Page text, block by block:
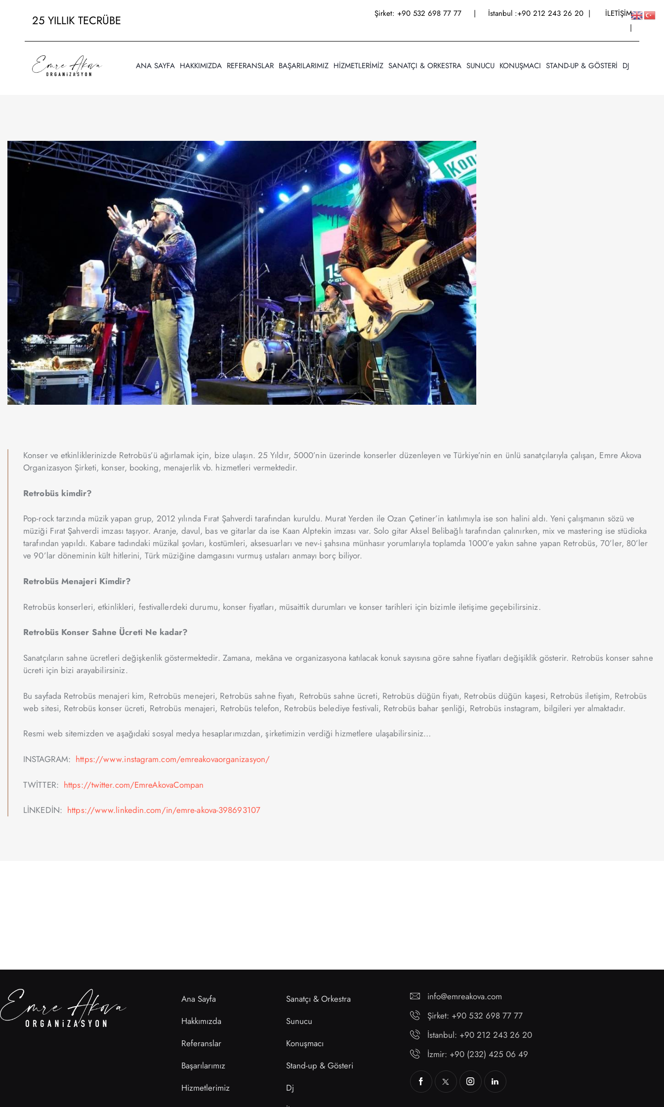
25 YILLIK TECRÜBE Şirket: +90 532 698 77 77| İstanbul :+90 212 243 26 20|
İLETİŞİM
|
ANA SAYFA HAKKIMIZDA REFERANSLAR BAŞARILARIMIZ HİZMETLERİMİZ SANATÇI & ORKESTRA SUNUCU KONUŞMACI STAND-UP & GÖSTERİ DJ
Konser ve etkinliklerinizde Retrobüs’ü ağırlamak için, bize ulaşın. 25 Yıldır, 5000’nin üzerinde konserler düzenleyen ve Türkiye’nin en ünlü sanatçılarıyla çalışan, Emre Akova
Organizasyon Şirketi, konser, booking, menajerlik vb. hizmetleri vermektedir.
Retrobüs kimdir?
Pop-rock tarzında müzik yapan grup, 2012 yılında Fırat Şahverdi tarafından kuruldu. Murat Yerden ile Ozan Çetiner’in katılımıyla ise son halini aldı. Yeni çalışmanın sözü ve
müziği Fırat Şahverdi imzası taşıyor. Aranje, davul, bas ve gitarlar da ise Kaan Alptekin imzası var. Solo gitar Aksel Belibağlı tarafından çalınırken, mix ve mastering ise stüdioka
tarafından yapıldı. Kabare tadındaki müzikal şovları, kostümleri, aksesuarları ve nev-i şahsına münhasır yorumlarıyla toplamda 1000’e yakın sahne yapan Retrobüs, 70’ler, 80’ler
ve 90’lar döneminin kült hitlerini, Türk müziğine damgasını vurmuş ustaları anmayı borç biliyor.
Retrobüs Menajeri Kimdir?
Retrobüs konserleri, etkinlikleri, festivallerdeki durumu, konser fiyatları, müsaittik durumları ve konser tarihleri için bizimle iletişime geçebilirsiniz.
Retrobüs Konser Sahne Ücreti Ne kadar?
Sanatçıların sahne ücretleri değişkenlik göstermektedir. Zamana, mekâna ve organizasyona katılacak konuk sayısına göre sahne fiyatları değişiklik gösterir. Retrobüs konser sahne
ücreti için bizi arayabilirsiniz.
Bu sayfada Retrobüs menajeri kim, Retrobüs menejeri, Retrobüs sahne fiyatı, Retrobüs sahne ücreti, Retrobüs düğün fiyatı, Retrobüs düğün kaşesi, Retrobüs iletişim, Retrobüs
web sitesi, Retrobüs konser ücreti, Retrobüs menajeri, Retrobüs telefon, Retrobüs belediye festivali, Retrobüs bahar şenliği, Retrobüs instagram, bilgileri yer almaktadır.
Resmi web sitemizden ve aşağıdaki sosyal medya hesaplarımızdan, şirketimizin verdiği hizmetlere ulaşabilirsiniz…
INSTAGRAM: https://www.instagram.com/emreakovaorganizasyon/
TWİTTER: https://twitter.com/EmreAkovaCompan
LİNKEDİN: https://www.linkedin.com/in/emre-akova-398693107
Ana Sayfa
Hakkımızda
Referanslar
Başarılarımız
Hizmetlerimiz
Sanatçı & Orkestra
Sunucu
Konuşmacı
Stand-up & Gösteri
Dj
info@emreakova.com
Şirket: +90 532 698 77 77
İstanbul: +90 212 243 26 20
İzmir: +90 (232) 425 06 49